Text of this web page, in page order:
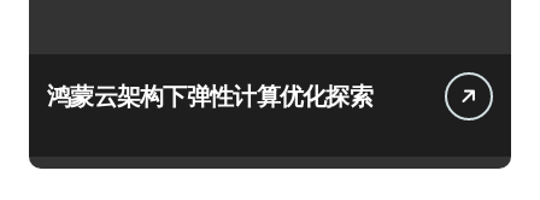
鸿蒙云架构下弹性计算优化探索